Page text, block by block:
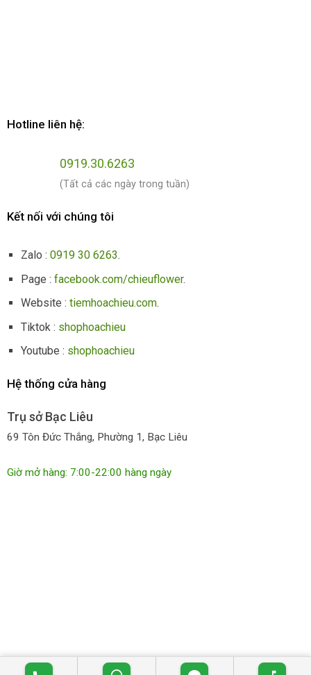
Hotline liên hệ:
0919.30.6263
(Tất cả các ngày trong tuần)
Kết nối với chúng tôi
Zalo :0919 30 6263.
Page :facebook.com/chieuflower.
Website :tiemhoachieu.com.
Tiktok : shophoachieu
Youtube : shophoachieu
Hệ thống cửa hàng
Trụ sở Bạc Liêu
69 Tôn Đức Thắng, Phường 1, Bạc Liêu
Giờ mở hàng: 7:00-22:00 hàng ngày